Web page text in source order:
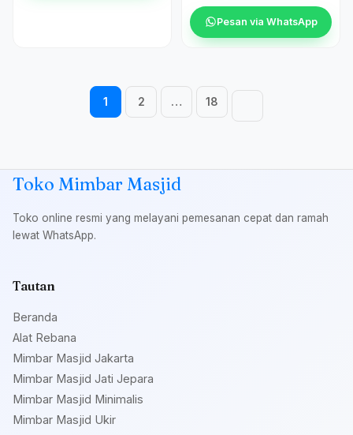
Pesan via WhatsApp
Navigasi halaman
1 2 … 18
Toko Mimbar Masjid
Toko online resmi yang melayani pemesanan cepat dan ramah
lewat WhatsApp.
Tautan
Beranda
Alat Rebana
Mimbar Masjid Jakarta
Mimbar Masjid Jati Jepara
Mimbar Masjid Minimalis
Mimbar Masjid Ukir